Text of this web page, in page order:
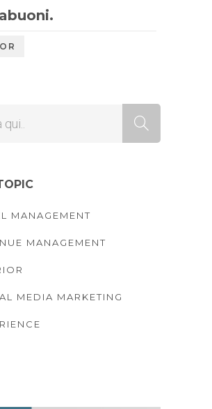
MANAGEMENT
MANAGEMENT
MEDIA MARKETING